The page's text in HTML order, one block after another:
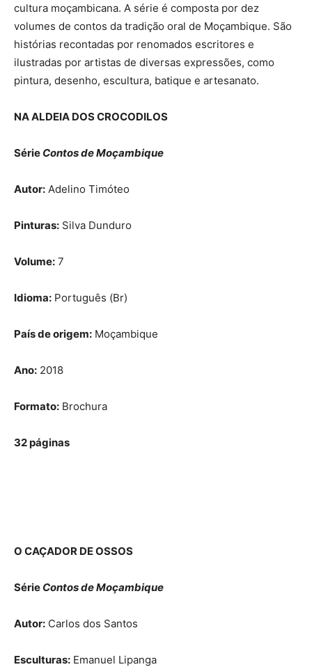
cultura moçambicana. A série é composta por dez
volumes de contos da tradição oral de Moçambique. São
histórias recontadas por renomados escritores e
ilustradas por artistas de diversas expressões, como
pintura, desenho, escultura, batique e artesanato.
NA ALDEIA DOS CROCODILOS
Série Contos de Moçambique
Autor: Adelino Timóteo
Pinturas: Silva Dunduro
Volume: 7
Idioma: Português (Br)
País de origem: Moçambique
Ano: 2018
Formato: Brochura
32 páginas
O CAÇADOR DE OSSOS
Série Contos de Moçambique
Autor: Carlos dos Santos
Esculturas: Emanuel Lipanga